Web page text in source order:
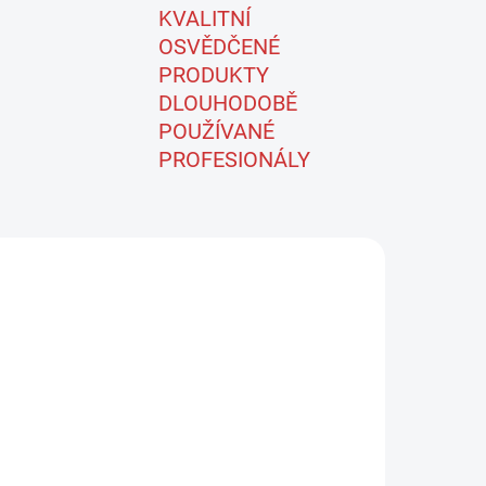
KVALITNÍ
OSVĚDČENÉ
PRODUKTY
DLOUHODOBĚ
POUŽÍVANÉ
PROFESIONÁLY